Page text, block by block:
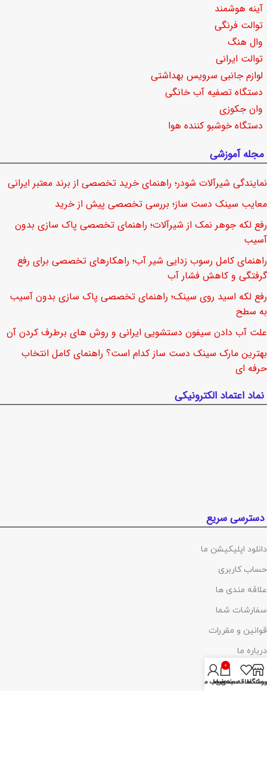
آینه هوشمند
توالت فرنگی
وال هنگ
توالت ایرانی
لوازم جانبی سرویس بهداشتی
دستگاه تصفیه آب خانگی
وان جکوزی
دستگاه خوشبو کننده هوا
مجله آموزشی
نمایندگی شیرآلات شودر؛ راهنمای خرید تخصصی از برند معتبر ایرانی
معایب سینک دست ساز؛ بررسی تخصصی پیش از خرید
رفع لکه جوهر نمک از شیرآلات؛ راهنمای تخصصی پاک سازی بدون
آسیب
راهنمای کامل رسوب زدایی شیر آب؛ راهکارهای تخصصی برای رفع
گرفتگی و کاهش فشار آب
رفع لکه اسید روی سینک؛ راهنمای تخصصی پاک سازی بدون آسیب
به سطح
علت آب دادن سیفون دستشویی ایرانی و روش های برطرف کردن آن
بهترین مارک سینک دست ساز کدام است؟ راهنمای کامل انتخاب
حرفه ای
نماد اعتماد الکترونیکی
دسترسی سریع
دانلود اپلیکیشن ما
حساب کاربری
علاقه مندی ها
سفارشات شما
قوانین و مقررات
درباره ما
تماس با ما
علاقه مندی ها
0
سبد خرید
حساب من